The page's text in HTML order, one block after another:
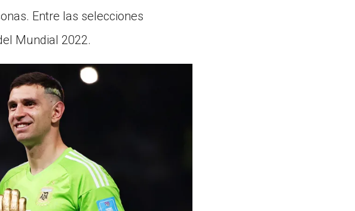
Entre las selecciones
Mundial 2022.